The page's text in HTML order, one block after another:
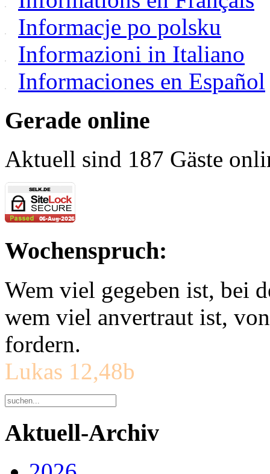
Informacje po polsku
Informazioni in Italiano
Informaciones en Español
Gerade online
Aktuell sind 187 Gäste
Wochenspruch:
Wem viel gegeben ist, bei
wem viel anvertraut ist,
fordern.
Lukas 12,48b
Aktuell-Archiv